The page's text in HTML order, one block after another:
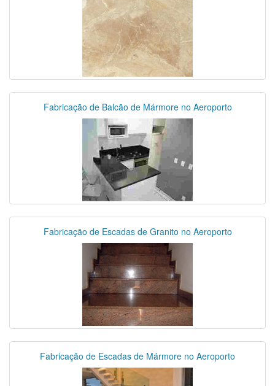
Fabricação de Balcão de Mármore no Aeroporto
Fabricação de Escadas de Granito no Aeroporto
Fabricação de Escadas de Mármore no Aeroporto